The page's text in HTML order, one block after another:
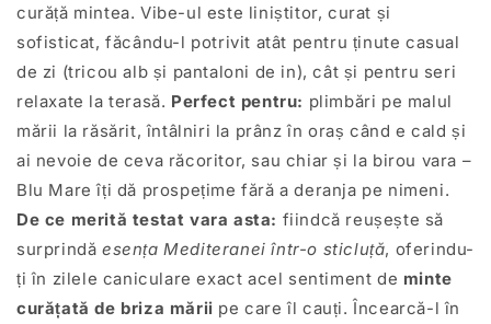
curăță mintea. Vibe-ul este liniștitor, curat și
sofisticat, făcându-l potrivit atât pentru ținute casual
de zi (tricou alb și pantaloni de in), cât și pentru seri
relaxate la terasă. Perfect pentru: plimbări pe malul
mării la răsărit, întâlniri la prânz în oraș când e cald și
ai nevoie de ceva răcoritor, sau chiar și la birou vara –
Blu Mare îți dă prospețime fără a deranja pe nimeni.
De ce merită testat vara asta: fiindcă reușește să
surprindă esența Mediteranei într-o sticluță, oferindu-
ți în zilele caniculare exact acel sentiment de minte
curățată de briza mării pe care îl cauți. Încearcă-l în